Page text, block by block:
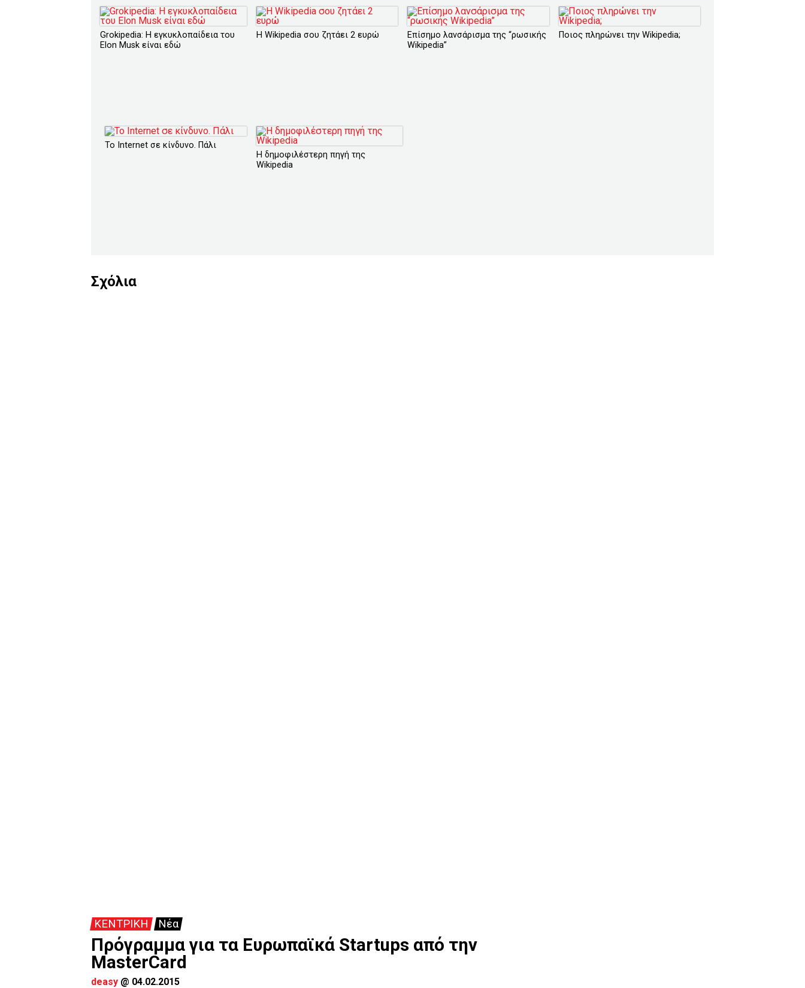
Grokipedia: Η εγκυκλοπαίδεια του
Elon Musk είναι εδώ
H Wikipedia σου ζητάει 2 ευρώ
Επίσημο λανσάρισμα της “ρωσικής
Wikipedia”
Ποιος πληρώνει την Wikipedia;
Το Internet σε κίνδυνο. Πάλι
Η δημοφιλέστερη πηγή της
Wikipedia
Σχόλια
ΚΕΝΤΡΙΚΗ Νέα
Πρόγραμμα για τα Ευρωπαϊκά Startups από την
MasterCard
deasy @ 04.02.2015